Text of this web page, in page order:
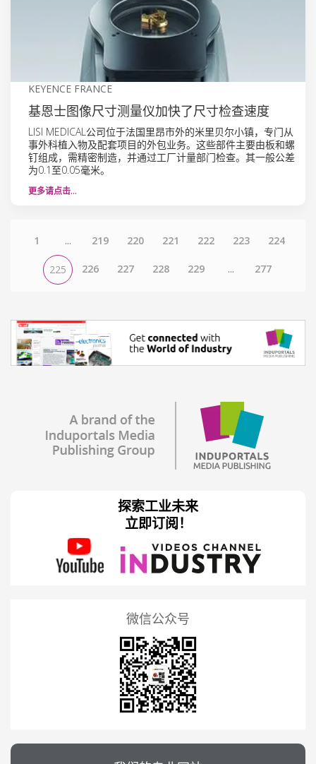
KEYENCE FRANCE
基恩士图像尺寸测量仪加快了尺寸检查速度
LISI MEDICAL公司位于法国里昂市外的米里贝尔小镇，专门从
事外科植入物及配套项目的外包业务。这些部件主要由板和螺
钉组成，需精密制造，并通过工厂计量部门检查。其一般公差
为0.1至0.05毫米。
更多请点击…
1 ... 219 220 221 222 223 224
225 226 227 228 229 ... 277
探索工业未来
立即订阅！
微信公众号